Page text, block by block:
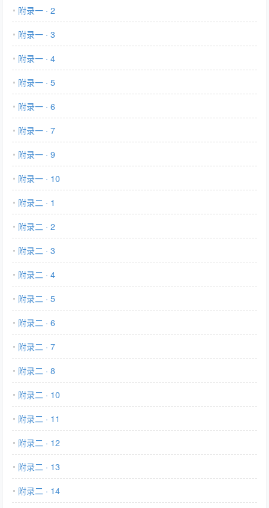
附录一 · 2
附录一 · 3
附录一 · 4
附录一 · 5
附录一 · 6
附录一 · 7
附录一 · 9
附录一 · 10
附录二 · 1
附录二 · 2
附录二 · 3
附录二 · 4
附录二 · 5
附录二 · 6
附录二 · 7
附录二 · 8
附录二 · 10
附录二 · 11
附录二 · 12
附录二 · 13
附录二 · 14